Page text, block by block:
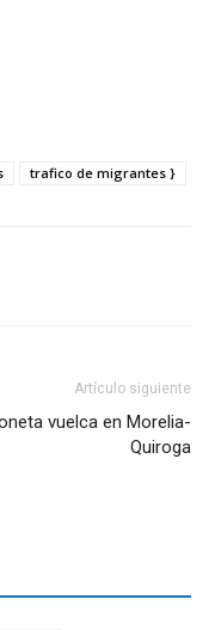
trafico de migrantes }
Artículo siguiente
vuelca en Morelia-
Quiroga